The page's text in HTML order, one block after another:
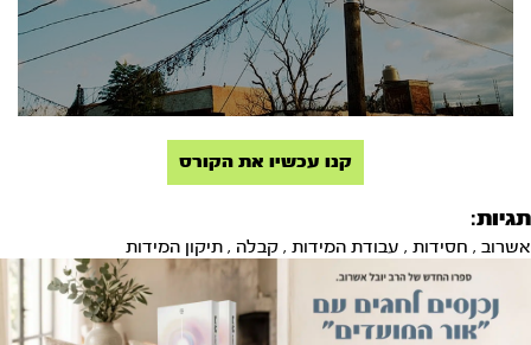
קנו עכשיו את הקורס
תגיות:
אשרוב , חסידות , עבודת המידות , קבלה , תיקון המידות